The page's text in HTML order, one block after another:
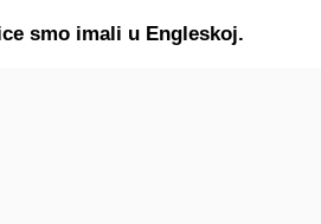
smo imali u Engleskoj.